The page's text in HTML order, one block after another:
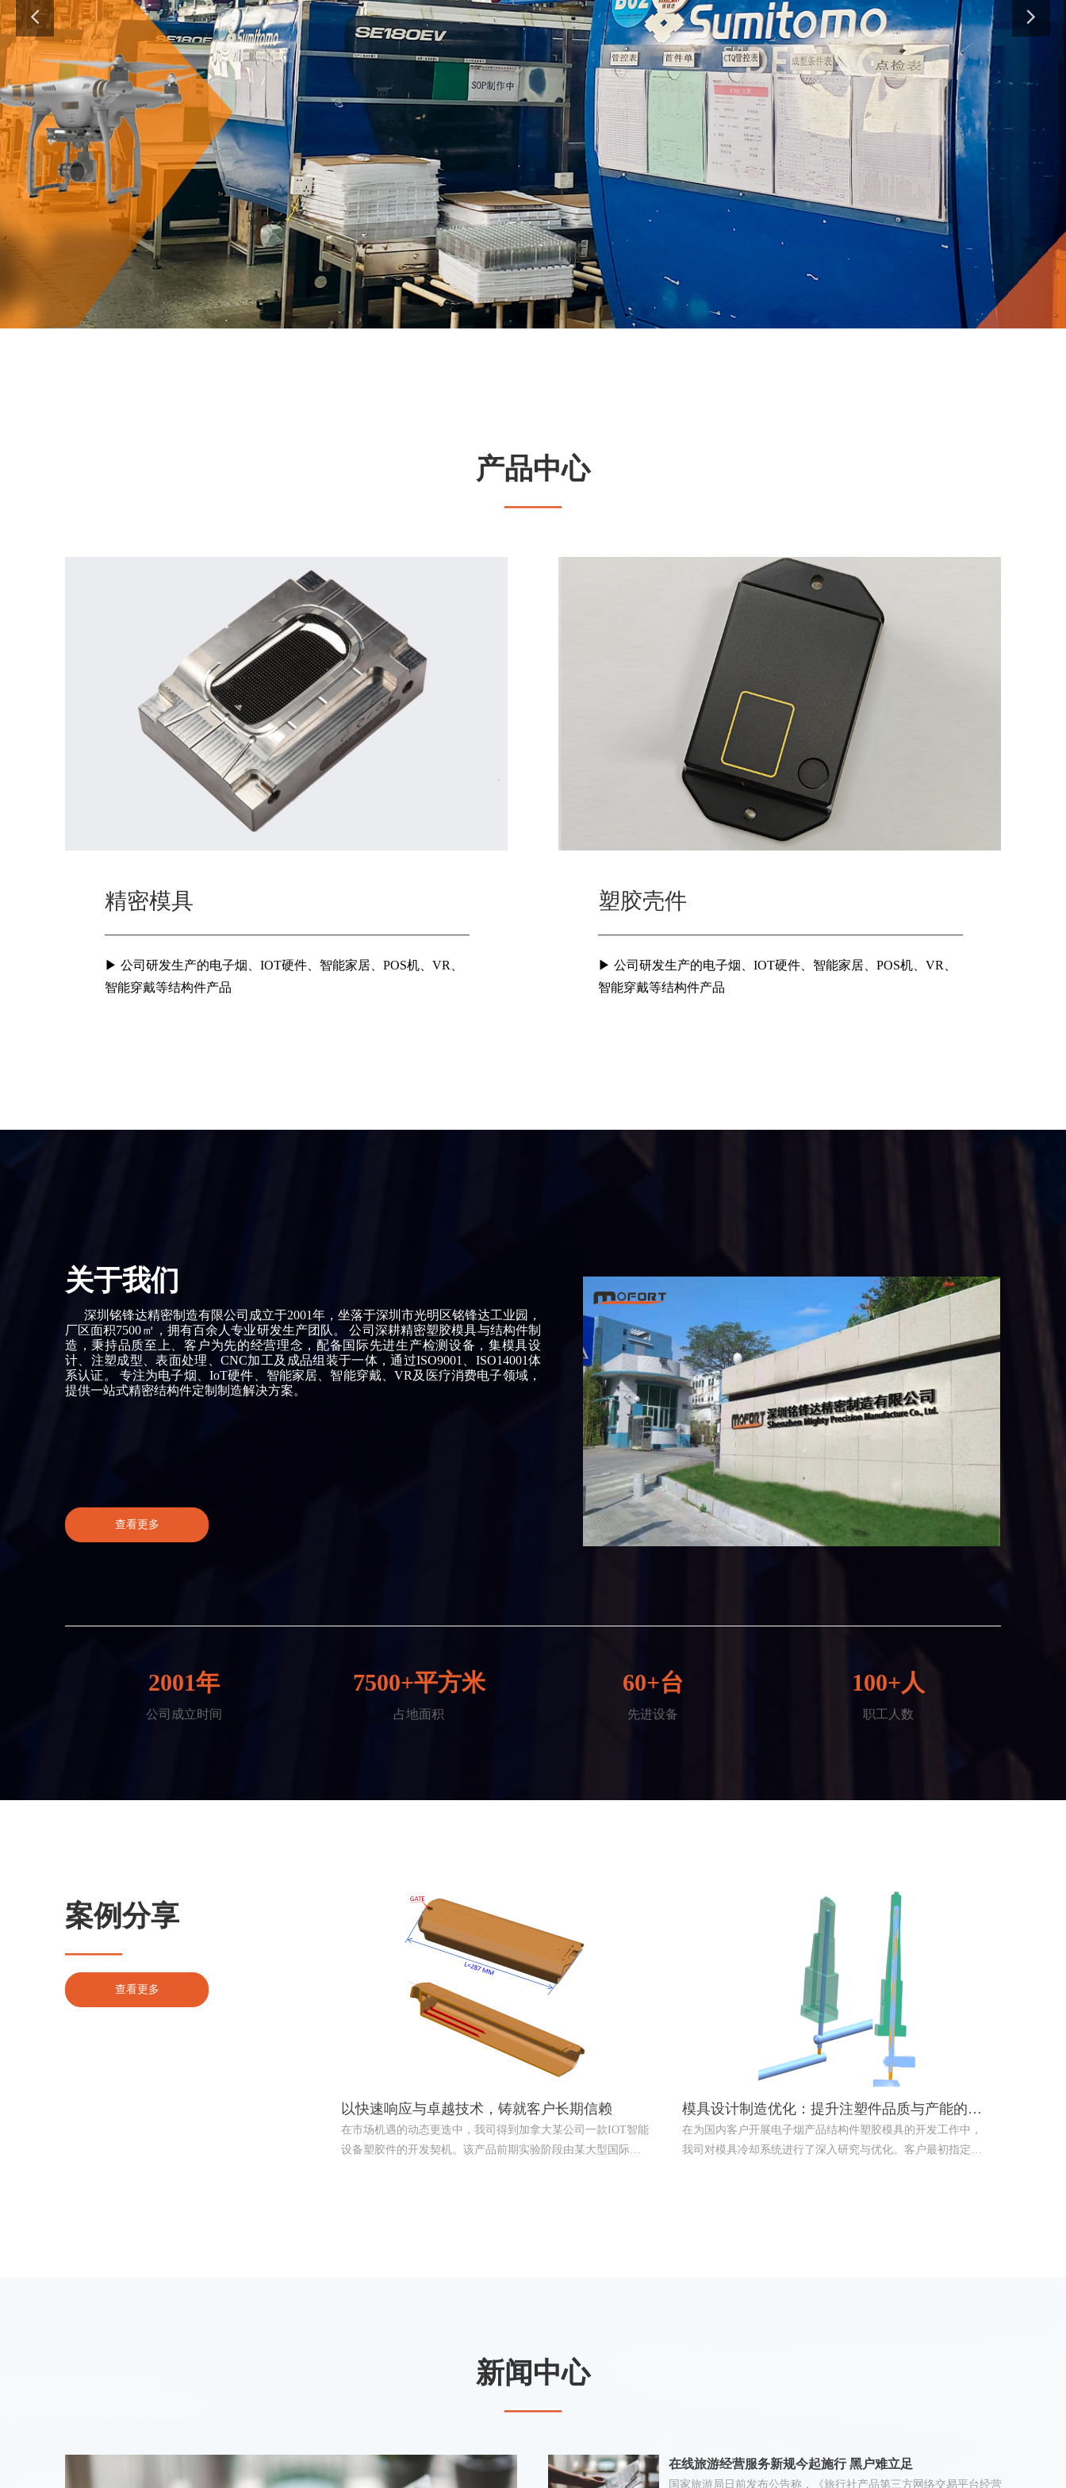
产品中心
——
精密模具
▶ 公司研发生产的电子烟、IOT硬件、智能家居、POS机、VR、
智能穿戴等结构件产品
精密模具
▶ 公司研发生产的电子烟、IOT硬件、智能家居、POS机、VR、
智能穿戴等结构件产品
塑胶壳件
▶ 公司研发生产的电子烟、IOT硬件、智能家居、POS机、VR、
智能穿戴等结构件产品
▶ 公司研发生产的电子烟、IOT硬件、智能家居、POS机、VR、
智能穿戴等结构件产品
塑胶壳件
2001年
公司成立时间
7500+平方米
占地面积
60+台
先进设备
100+人
职工人数
查看更多
关于我们
深圳铭锋达精密制造有限公司成立于2001年，坐落于深圳市光明区铭锋达工业园，
厂区面积7500㎡，拥有百余人专业研发生产团队。 公司深耕精密塑胶模具与结构件制
造，秉持品质至上、客户为先的经营理念，配备国际先进生产检测设备，集模具设
计、注塑成型、表面处理、CNC加工及成品组装于一体，通过ISO9001、ISO14001体
系认证。 专注为电子烟、IoT硬件、智能家居、智能穿戴、VR及医疗消费电子领域，
提供一站式精密结构件定制制造解决方案。
案例分享
——
查看更多
以快速响应与卓越技术，铸就客户长期信赖
在市场机遇的动态更迭中，我司得到加拿大某公司一款IOT智能
设备塑胶件的开发契机。该产品前期实验阶段由某大型国际制
计与制造环节，为产品的快速、成功交付筑牢了坚实根基。
模具设计制造优化：提升注塑件品质与产能的实
践探索
在为国内客户开展电子烟产品结构件塑胶模具的开发工作中，
我司对模具冷却系统进行了深入研究与优化。客户最初指定的
新闻中心
——
在线旅游经营服务新规今起施行 黑户难立足
国家旅游局日前发布公告称，《旅行社产品第三方网络交易平台经营